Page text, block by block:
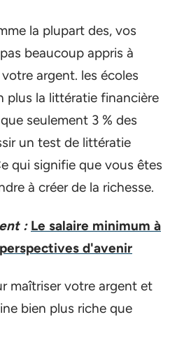
la plupart des, vos
beaucoup appris à
argent. les écoles
plus la littératie financière
seulement 3 % des
un test de littératie
qui signifie que vous êtes
à créer de la richesse.
: Le salaire minimum à
d'avenir
maîtriser votre argent et
bien plus riche que